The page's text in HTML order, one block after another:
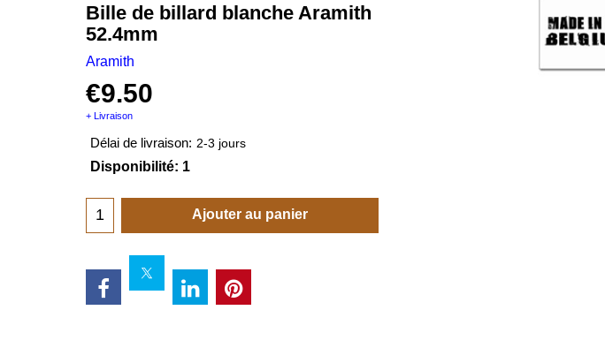
Bille de billard blanche Aramith
52.4mm
Aramith
€9.50
+ Livraison
Délai de livraison: 2-3 jours
Disponibilité: 1
Ajouter au panier